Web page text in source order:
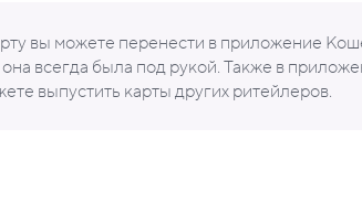
вы можете перенести в приложение
всегда была под рукой. Также в
выпустить карты других ритейлеров.